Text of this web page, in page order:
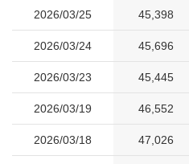
2026/03/25 45,398
2026/03/24 45,696
2026/03/23 45,445
2026/03/19 46,552
2026/03/18 47,026